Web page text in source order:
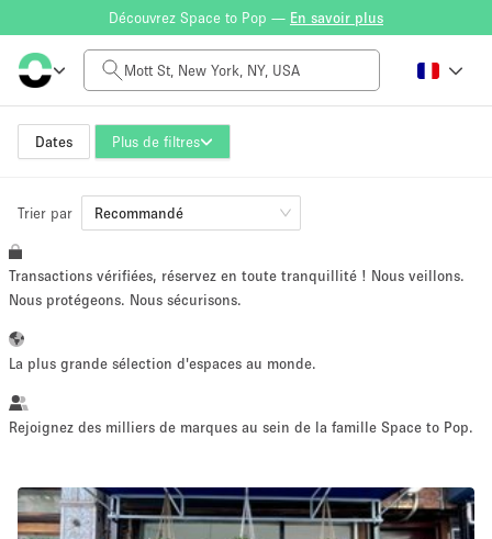
Découvrez Space to Pop — En savoir plus
Dates Plus de filtres
Tarif à la journée
$0
Taille de l'espace
~ 13 personnes
Vente au
détail
Showroom Événement Art Alimentation
Trier par Recommandé
Transactions vérifiées, réservez en toute tranquillité ! Nous veillons.
Nous protégeons. Nous sécurisons.
La plus grande sélection d'espaces au monde.
Rejoignez des milliers de marques au sein de la famille Space to Pop.